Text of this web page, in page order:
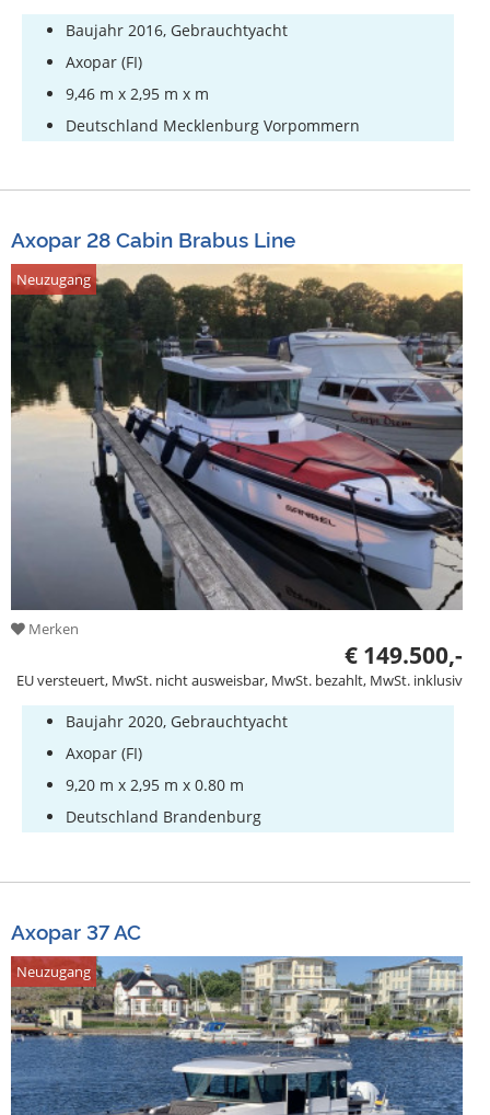
Baujahr 2016, Gebrauchtyacht
Axopar (FI)
9,46 m x 2,95 m x m
Deutschland Mecklenburg Vorpommern
Axopar 28 Cabin Brabus Line
Neuzugang
Merken
€ 149.500,-
EU versteuert, MwSt. nicht ausweisbar, MwSt. bezahlt, MwSt. inklusiv
Baujahr 2020, Gebrauchtyacht
Axopar (FI)
9,20 m x 2,95 m x 0.80 m
Deutschland Brandenburg
Axopar 37 AC
Neuzugang